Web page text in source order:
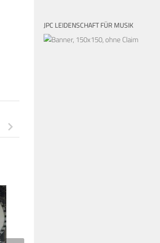
JPC LEIDENSCHAFT FÜR MUSIK